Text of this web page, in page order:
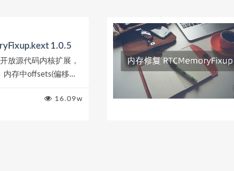
1.0.5
放源代码内核扩展，
存中offsets(偏移量)
16.09w